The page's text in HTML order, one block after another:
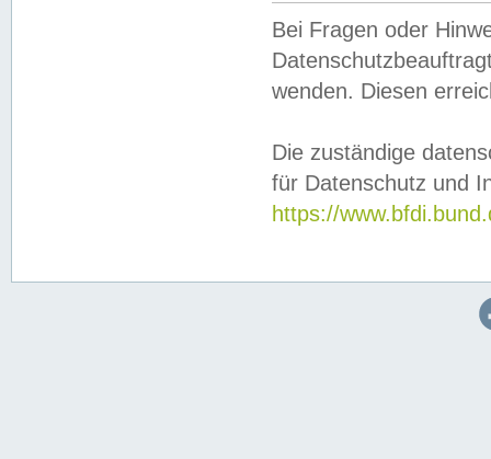
Bei Fragen oder
wenden. Diesen
Die zuständige
für Datenschutz und
https://